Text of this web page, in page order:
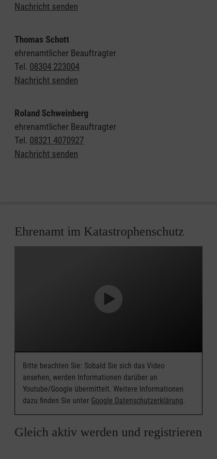
Nachricht senden
Thomas Schott
ehrenamtlicher Beauftragter
Tel. 08304 223004
Nachricht senden
Roland Schweinberg
ehrenamtlicher Beauftragter
Tel. 08321 4070927
Nachricht senden
Ehrenamt im Katastrophenschutz
Bitte beachten Sie: Sobald Sie sich das Video
ansehen, werden Informationen darüber an
Youtube/Google übermittelt. Weitere Informationen
dazu finden Sie unter Google Datenschutzerklärung.
Gleich aktiv werden und registrieren